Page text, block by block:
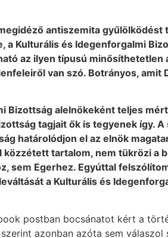
antiszemita gyűlölködést
a Kulturális és Idegenforgalmi
az ilyen típusú minősíthetetlen
van szó. Botrányos, amit
Bizottság alelnökeként teljes
tagjait ők is tegyenek így.
határolódjon el az elnök
közzétett tartalom, nem tükrözi a
sem Egerhez. Egyúttal
a Kulturális és
postban bocsánatot kért a
azonban azóta sem válaszol